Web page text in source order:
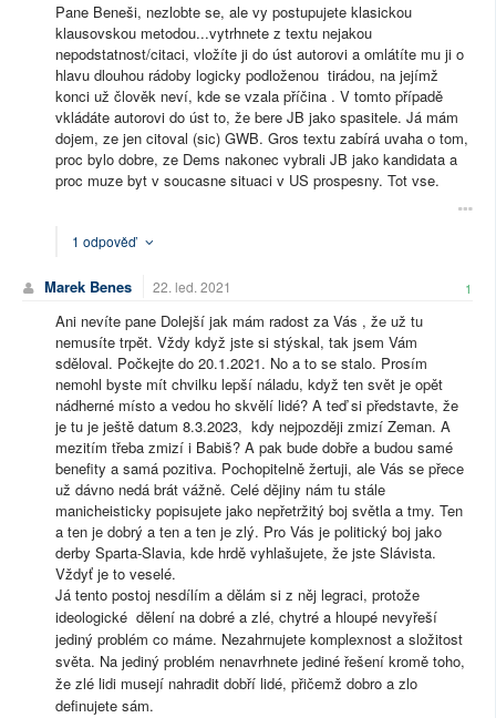
Pane Beneši, nezlobte se, ale vy postupujete klasickou
klausovskou metodou...vytrhnete z textu nejakou
nepodstatnost/citaci, vložíte ji do úst autorovi a omlátíte mu ji o
hlavu dlouhou rádoby logicky podloženou tirádou, na jejímž
konci už člověk neví, kde se vzala příčina . V tomto případě
vkládáte autorovi do úst to, že bere JB jako spasitele. Já mám
dojem, ze jen citoval (sic) GWB. Gros textu zabírá uvaha o tom,
proc bylo dobre, ze Dems nakonec vybrali JB jako kandidata a
proc muze byt v soucasne situaci v US prospesny. Tot vse.
1 odpověď
Marek Benes 22. led. 2021 1
Ani nevíte pane Dolejší jak mám radost za Vás , že už tu
nemusíte trpět. Vždy když jste si stýskal, tak jsem Vám
sděloval. Počkejte do 20.1.2021. No a to se stalo. Prosím
nemohl byste mít chvilku lepší náladu, když ten svět je opět
nádherné místo a vedou ho skvělí lidé? A teď si představte, že
je tu je ještě datum 8.3.2023, kdy nejpozději zmizí Zeman. A
mezitím třeba zmizí i Babiš? A pak bude dobře a budou samé
benefity a samá pozitiva. Pochopitelně žertuji, ale Vás se přece
už dávno nedá brát vážně. Celé dějiny nám tu stále
manicheisticky popisujete jako nepřetržitý boj světla a tmy. Ten
a ten je dobrý a ten a ten je zlý. Pro Vás je politický boj jako
derby Sparta-Slavia, kde hrdě vyhlašujete, že jste Slávista.
Vždyť je to veselé.
Já tento postoj nesdílím a dělám si z něj legraci, protože
ideologické dělení na dobré a zlé, chytré a hloupé nevyřeší
jediný problém co máme. Nezahrnujete komplexnost a složitost
světa. Na jediný problém nenavrhnete jediné řešení kromě toho,
že zlé lidi musejí nahradit dobří lidé, přičemž dobro a zlo
definujete sám.